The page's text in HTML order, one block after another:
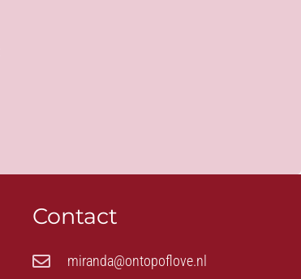
Contact
miranda@ontopoflove.nl